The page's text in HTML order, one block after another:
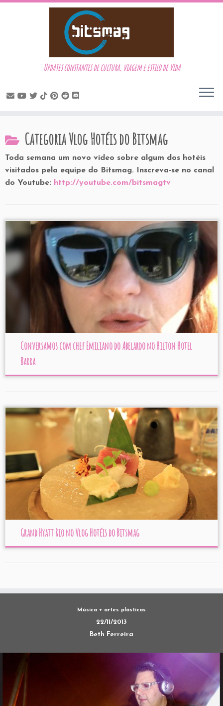
to
content
Updates constantes de cultura, viagem e estilo de vida
CategoriaVlog Hotéis do Bitsmag
Toda semana um novo vídeo sobre algum dos hotéis
visitados pela equipe do Bitsmag. Inscreva-se no canal
do Youtube: http://youtube.com/bitsmagtv
Conversamos com chef Emiliano do Abelardo no Hilton Hotel
Barra
Grand Hyatt Rio no Vlog Hotéis do Bitsmag
Música + artes plásticas
22/11/2013
Beth Ferreira